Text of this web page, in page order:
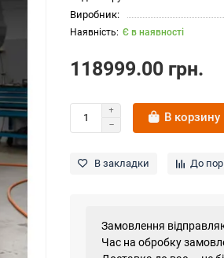
Виробник:
Є в наявності
118999.00 грн.
В корзину
В закладки До
Замовлення
Час на обробку